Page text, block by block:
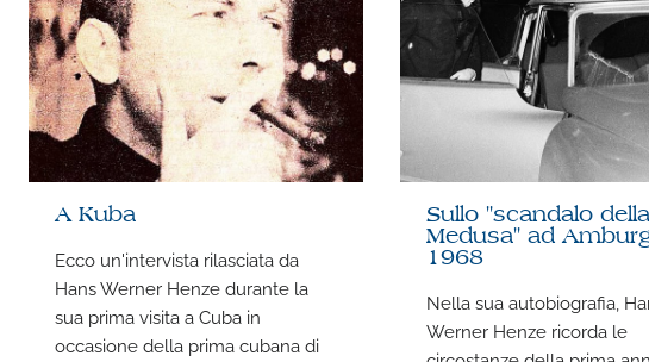
A Kuba
Ecco un'intervista rilasciata da
Hans Werner Henze durante la
sua prima visita a Cuba in
occasione della prima cubana di
Sullo "scandalo
Medusa" ad
1968
Nella sua autobiografia,
Werner Henze ricorda le